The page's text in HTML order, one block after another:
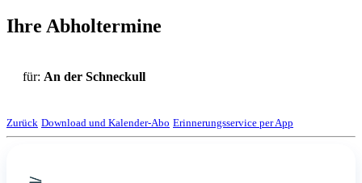
Ihre Abholtermine
für: An der Schneckull
Zurück Download und Kalender-Abo Erinnerungsservice per App